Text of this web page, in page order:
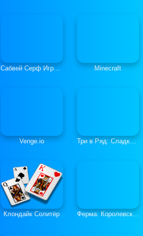
Сабвей Серф Играть Онлайн Minecraft
Venge.io Три в Ряд: Сладкие Загадки
Клондайк Солитёр Ферма: Королевская История